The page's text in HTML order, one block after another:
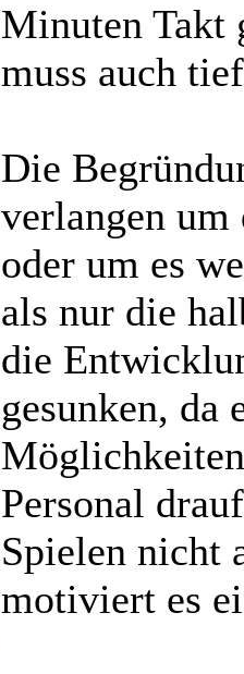
Minuten Takt
muss auch
Die
verlangen um
oder um es
als nur die
die
gesunken, da
Personal
Spielen nicht
motiviert es